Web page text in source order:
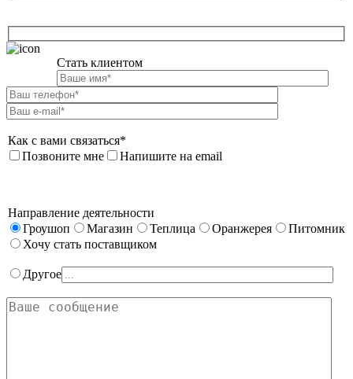
Стать клиентом
Как с вами связаться*
Позвоните мне
Напишите на email
Направление деятельности
Гроушоп
Магазин Теплица Оранжерея
Питомник
Хочу стать поставщиком
Другое